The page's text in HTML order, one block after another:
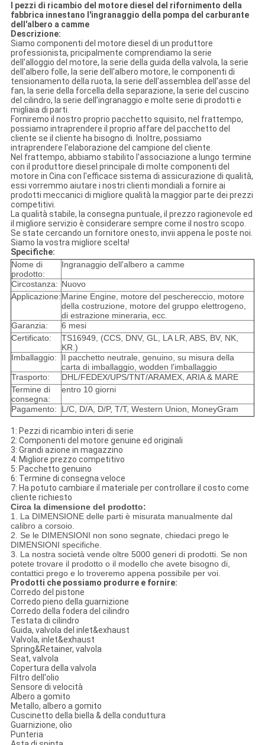
I pezzi di ricambio del motore diesel del rifornimento della
fabbrica innestano l'ingranaggio della pompa del carburante
dell'albero a camme
Descrizione:
Siamo componenti del motore diesel di un produttore
professionista, pricipalmente comprendiamo la serie
dell'alloggio del motore, la serie della guida della valvola, la serie
dell'albero folle, la serie dell'albero motore, le componenti di
tensionamento della ruota, la serie dell'assemblea dell'asse del
fan, la serie della forcella della separazione, la serie del cuscino
del cilindro, la serie dell'ingranaggio e molte serie di prodotti e
migliaia di parti.
Forniremo il nostro proprio pacchetto squisito, nel frattempo,
possiamo intraprendere il proprio affare del pacchetto del
cliente se il cliente ha bisogno di. Inoltre, possiamo
intraprendere l'elaborazione del campione del cliente.
Nel frattempo, abbiamo stabilito l'associazione a lungo termine
con il produttore diesel principale di molte componenti del
motore in Cina con l'efficace sistema di assicurazione di qualità,
essi vorremmo aiutare i nostri clienti mondiali a fornire ai
prodotti meccanici di migliore qualità la maggior parte dei prezzi
competitivi.
La qualità stabile, la consegna puntuale, il prezzo ragionevole ed
il migliore servizio è considerare sempre come il nostro scopo.
Se state cercando un fornitore onesto, invii appena le poste noi.
Siamo la vostra migliore scelta!
Specifiche:
Nome di
prodotto:
Ingranaggio dell'albero a camme
Circostanza: Nuovo
Applicazione:Marine Engine, motore del peschereccio, motore
della costruzione, motore del gruppo elettrogeno,
di estrazione mineraria, ecc.
Garanzia:
6 mesi
Certificato:
TS16949, (CCS, DNV, GL, LA LR, ABS, BV, NK,
KR.)
Imballaggio:
Il pacchetto neutrale, genuino, su misura della
carta di imballaggio, wodden l'imballaggio
Trasporto:
DHL/FEDEX/UPS/TNT/ARAMEX, ARIA & MARE
Termine di
consegna:
entro 10 giorni
Pagamento: L/C, D/A, D/P, T/T, Western Union, MoneyGram
1: Pezzi di ricambio interi di serie
2: Componenti del motore genuine ed originali
3: Grandi azione in magazzino
4: Migliore prezzo competitivo
5: Pacchetto genuino
6: Termine di consegna veloce
7: Ha potuto cambiare il materiale per controllare il costo come
cliente richiesto
Circa la dimensione del prodotto:
1. La DIMENSIONE delle parti è misurata manualmente dal
calibro a corsoio.
2. Se le DIMENSIONI non sono segnate, chiedaci prego le
DIMENSIONI specifiche.
3. La nostra società vende oltre 5000 generi di prodotti. Se non
potete trovare il prodotto o il modello che avete bisogno di,
contattici prego e lo troveremo appena possibile per voi.
Prodotti che possiamo produrre e fornire:
Corredo del pistone
Corredo pieno della guarnizione
Corredo della fodera del cilindro
Testata di cilindro
Guida, valvola del inlet&exhaust
Valvola, inlet&exhaust
Spring&Retainer, valvola
Seat, valvola
Copertura della valvola
Filtro dell'olio
Sensore di velocità
Albero a gomito
Metallo, albero a gomito
Cuscinetto della biella & della conduttura
Guarnizione, olio
Punteria